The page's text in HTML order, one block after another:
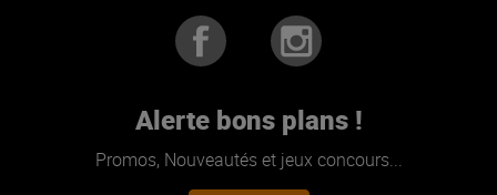
Alerte bons plans !
Promos, Nouveautés et jeux concours...